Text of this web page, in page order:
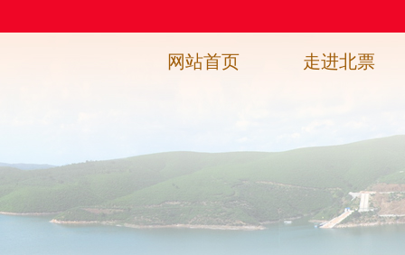
网站首页 走进北票